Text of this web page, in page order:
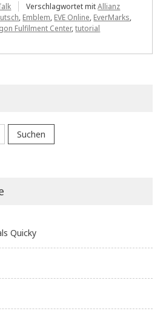
Verschlagwortet mitAllianz
, Emblem, EVE Online, EverMarks,
Fulfilment Center,tutorial
Quicky